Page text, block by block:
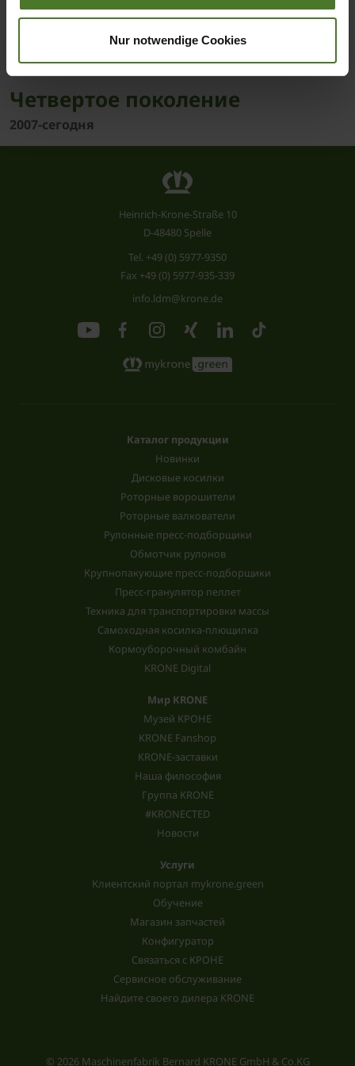
Nur notwendige Cookies
Четвертое поколение
2007-сегодня
Heinrich-Krone-Straße 10
D-48480 Spelle
Tel. +49 (0) 5977-9350
Fax +49 (0) 5977-935-339
info.ldm@krone.de
Каталог продукции
Новинки
Дисковые косилки
Роторные ворошители
Роторные валкователи
Рулонные пресс-подборщики
Обмотчик рулонов
Крупнопакующие пресс-подборщики
Пресс-гранулятор пеллет
Техника для транспортировки массы
Самоходная косилка-плющилка
Кормоуборочный комбайн
KRONE Digital
Мир KRONE
Музей КРОНЕ
KRONE Fanshop
KRONE-заставки
Наша философия
Группа KRONE
#KRONECTED
Новости
Услуги
Клиентский портал mykrone.green
Обучение
Магазин запчастей
Конфигуратор
Связаться с КРОНЕ
Сервисное обслуживание
Найдите своего дилера KRONE
© 2026 Maschinenfabrik Bernard KRONE GmbH & Co.KG